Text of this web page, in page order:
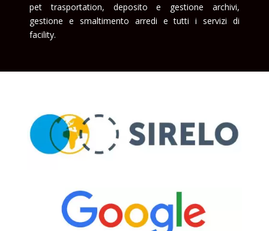
pet trasportation, deposito e gestione archivi,
gestione e smaltimento arredi e tutti i servizi di
facility.